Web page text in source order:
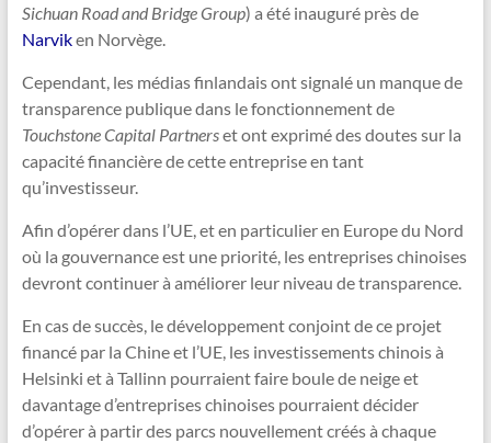
Sichuan Road and Bridge Group) a été inauguré près de
Narviken Norvège.
Cependant, les médias finlandais ont signalé un manque de
transparence publique dans le fonctionnement de
Touchstone Capital Partnerset ont exprimé des doutes sur la
capacité financière de cette entreprise en tant
qu’investisseur.
Afin d’opérer dans l’UE, et en particulier en Europe du Nord
où la gouvernance est une priorité, les entreprises chinoises
devront continuer à améliorer leur niveau de transparence.
En cas de succès, le développement conjoint de ce projet
financé par la Chine et l’UE, les investissements chinois à
Helsinki et à Tallinn pourraient faire boule de neige et
davantage d’entreprises chinoises pourraient décider
d’opérer à partir des parcs nouvellement créés à chaque